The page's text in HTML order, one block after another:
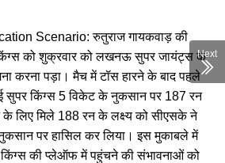
Scenario: रुतुराज गायकवाड़ की
किंग्स को शुक्रवार को लखनऊ सुपर जायंट्स के
करना पड़ा। मैच में टॉस हारने के बाद पहले
सुपर किंग्स 5 विकेट के नुकसान पर 187 रन
लिए मिले 188 रन के लक्ष्य को सीएसके ने
पर हासिल कर लिया। इस मुकाबले में
किंग्स की प्लेऑफ में पहुंचने की संभावनाओं को
Next